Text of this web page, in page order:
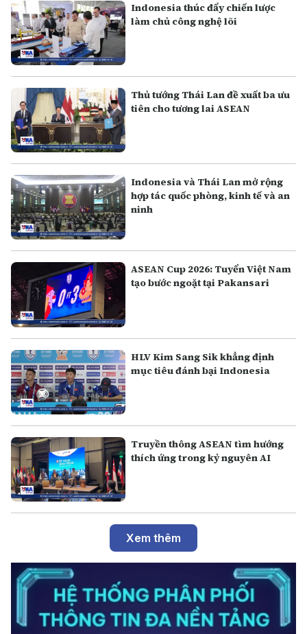
Indonesia thúc đẩy chiến lược
làm chủ công nghệ lõi
Thủ tướng Thái Lan đề xuất ba ưu
tiên cho tương lai ASEAN
Indonesia và Thái Lan mở rộng
hợp tác quốc phòng, kinh tế và an
ninh
ASEAN Cup 2026: Tuyển Việt Nam
tạo bước ngoặt tại Pakansari
HLV Kim Sang Sik khẳng định
mục tiêu đánh bại Indonesia
Truyền thông ASEAN tìm hướng
thích ứng trong kỷ nguyên AI
Xem thêm